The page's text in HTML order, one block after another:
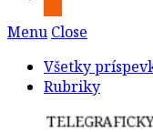
Menu Close
Všetky
Rubriky
TELEGRAFICKY